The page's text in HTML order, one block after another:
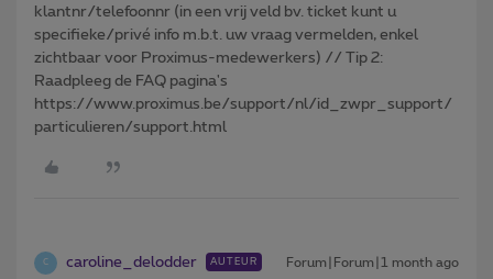
klantnr/telefoonnr (in een vrij veld bv. ticket kunt u
specifieke/privé info m.b.t. uw vraag vermelden, enkel
zichtbaar voor Proximus-medewerkers) // Tip 2:
Raadpleeg de FAQ pagina's
https://www.proximus.be/support/nl/id_zwpr_support/
particulieren/support.html
C caroline_delodder AUTEUR Forum|Forum|1 month ago